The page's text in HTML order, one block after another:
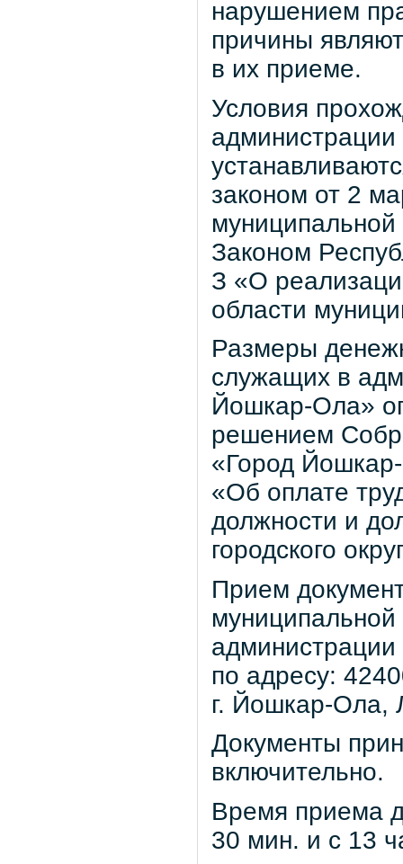
нарушением
причины
в их приеме.
Условия
администрации
законом от 2
Законом
З «О
области
Размеры
служащих в
Йошкар-Ола»
решением
«Город
«Об оплате
должности и
городского
Прием
администрации
по адресу:
г. Йошкар-Ола,
Документы
включительно.
Время приема
30 мин. и с 13